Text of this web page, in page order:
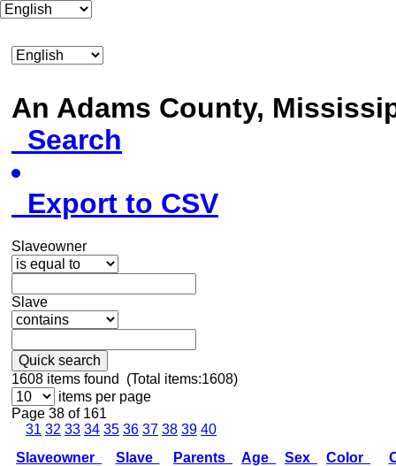
An Adams County,
Search
Export to CSV
Slaveowner
Slave
Quick search
1608 items found (Total items:1608)
items per page
Page 38 of 161
31 32 33 34 35 36 37 38 39 40
Slaveowner
Slave Parents Age Sex Color